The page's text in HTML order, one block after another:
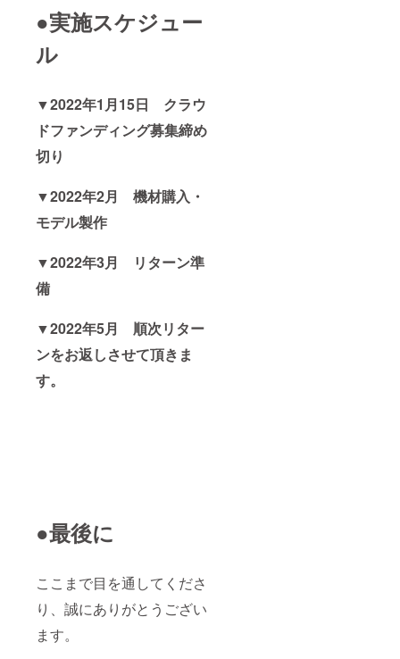
●実施スケジュー
ル
▼2022年1月15日 クラウ
ドファンディング募集締め
切り
▼2022年2月 機材購入・
モデル製作
▼2022年3月 リターン準
備
▼2022年5月 順次リター
ンをお返しさせて頂きま
す。
●最後に
ここまで目を通してくださ
り、誠にありがとうござい
ます。